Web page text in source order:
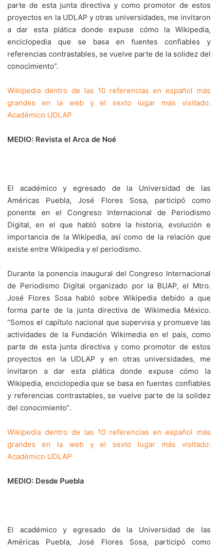
parte de esta junta directiva y como promotor de estos
proyectos en la UDLAP y otras universidades, me invitaron
a dar esta plática donde expuse cómo la Wikipedia,
enciclopedia que se basa en fuentes confiables y
referencias contrastables, se vuelve parte de la solidez del
conocimiento”.
Wikipedia dentro de las 10 referencias en español más
grandes en la web y el sexto lugar más visitado:
Académico UDLAP
MEDIO: Revista el Arca de Noé
El académico y egresado de la Universidad de las
Américas Puebla, José Flores Sosa, participó como
ponente en el Congreso Internacional de Periodismo
Digital, en el que habló sobre la historia, evolución e
importancia de la Wikipedia, así como de la relación que
existe entre Wikipedia y el periodismo.
Durante la ponencia inaugural del Congreso Internacional
de Periodismo Digital organizado por la BUAP, el Mtro.
José Flores Sosa habló sobre Wikipedia debido a que
forma parte de la junta directiva de Wikimedia México.
“Somos el capítulo nacional que supervisa y promueve las
actividades de la Fundación Wikimedia en el país, como
parte de esta junta directiva y como promotor de estos
proyectos en la UDLAP y en otras universidades, me
invitaron a dar esta plática donde expuse cómo la
Wikipedia, enciclopedia que se basa en fuentes confiables
y referencias contrastables, se vuelve parte de la solidez
del conocimiento”.
Wikipedia dentro de las 10 referencias en español más
grandes en la web y el sexto lugar más visitado:
Académico UDLAP
MEDIO: Desde Puebla
El académico y egresado de la Universidad de las
Américas Puebla, José Flores Sosa, participó como